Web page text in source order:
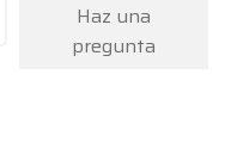
Haz una
pregunta